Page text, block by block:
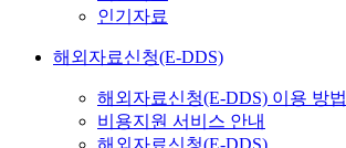
인기자료
해외자료신청(E-DDS)
해외자료신청(E-DDS) 이용 방법
비용지원 서비스 안내
해외자료신청(E-DDS)